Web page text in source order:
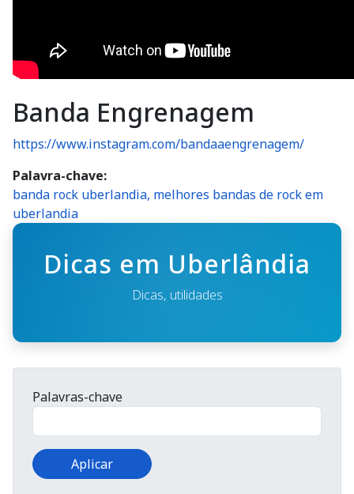
Banda Engrenagem
https://www.instagram.com/bandaaengrenagem/
Palavra-chave
banda rock uberlandia, melhores bandas de rock em
uberlandia
Dicas em Uberlândia
Dicas, utilidades
Palavras-chave